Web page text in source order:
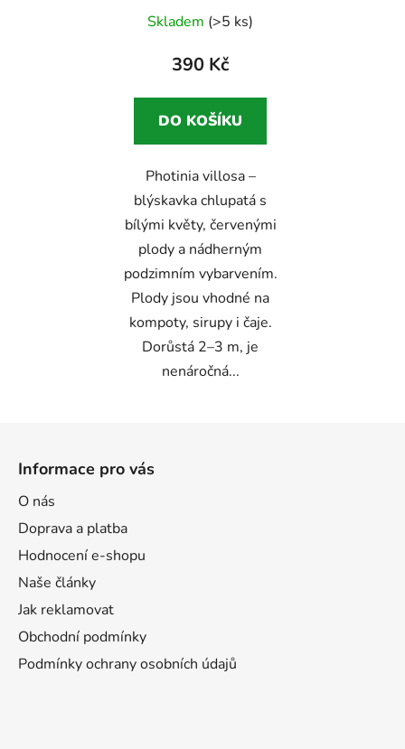
červenými, jedlými
plody
Skladem (>5 ks)
390 Kč
DO KOŠÍKU
Photinia villosa –
blýskavka chlupatá s
bílými květy, červenými
plody a nádherným
podzimním vybarvením.
Plody jsou vhodné na
kompoty, sirupy i čaje.
Dorůstá 2–3 m, je
nenáročná...
Informace pro vás
O nás
Doprava a platba
Hodnocení e-shopu
Naše články
Jak reklamovat
Obchodní podmínky
Podmínky ochrany osobních údajů
Powered by chaterimo